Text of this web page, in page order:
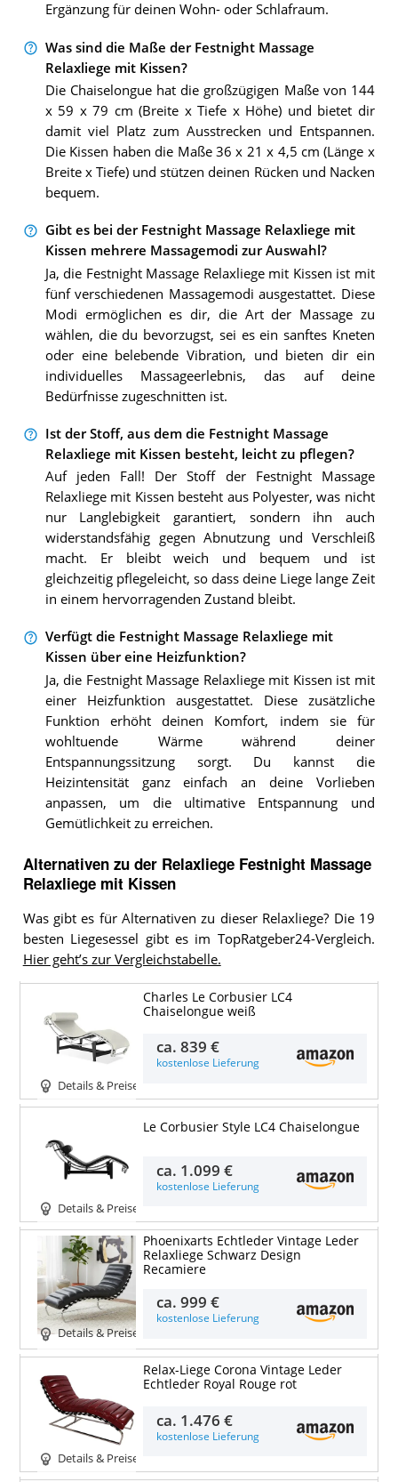
Ergänzung für deinen Wohn- oder Schlafraum.
Was sind die Maße der Festnight Massage
Relaxliege mit Kissen?
Die Chaiselongue hat die großzügigen Maße von 144
x 59 x 79 cm (Breite x Tiefe x Höhe) und bietet dir
damit viel Platz zum Ausstrecken und Entspannen.
Die Kissen haben die Maße 36 x 21 x 4,5 cm (Länge x
Breite x Tiefe) und stützen deinen Rücken und Nacken
bequem.
Gibt es bei der Festnight Massage Relaxliege mit
Kissen mehrere Massagemodi zur Auswahl?
Ja, die Festnight Massage Relaxliege mit Kissen ist mit
fünf verschiedenen Massagemodi ausgestattet. Diese
Modi ermöglichen es dir, die Art der Massage zu
wählen, die du bevorzugst, sei es ein sanftes Kneten
oder eine belebende Vibration, und bieten dir ein
individuelles Massageerlebnis, das auf deine
Bedürfnisse zugeschnitten ist.
Ist der Stoff, aus dem die Festnight Massage
Relaxliege mit Kissen besteht, leicht zu pflegen?
Auf jeden Fall! Der Stoff der Festnight Massage
Relaxliege mit Kissen besteht aus Polyester, was nicht
nur Langlebigkeit garantiert, sondern ihn auch
widerstandsfähig gegen Abnutzung und Verschleiß
macht. Er bleibt weich und bequem und ist
gleichzeitig pflegeleicht, so dass deine Liege lange Zeit
in einem hervorragenden Zustand bleibt.
Verfügt die Festnight Massage Relaxliege mit
Kissen über eine Heizfunktion?
Ja, die Festnight Massage Relaxliege mit Kissen ist mit
einer Heizfunktion ausgestattet. Diese zusätzliche
Funktion erhöht deinen Komfort, indem sie für
wohltuende Wärme während deiner
Entspannungssitzung sorgt. Du kannst die
Heizintensität ganz einfach an deine Vorlieben
anpassen, um die ultimative Entspannung und
Gemütlichkeit zu erreichen.
Alternativen zu der Relaxliege Festnight Massage
Relaxliege mit Kissen
Was gibt es für Alternativen zu dieser Relaxliege? Die 19
besten Liegesessel gibt es im TopRatgeber24-Vergleich.
Hier geht’s zur Vergleichstabelle.
Details & Preise
Charles Le Corbusier LC4
Chaiselongue weiß
ca.839 €
kostenlose Lieferung
Details & Preise
Le Corbusier Style LC4 Chaiselongue
ca. 1.099 €
kostenlose Lieferung
Details & Preise
Phoenixarts Echtleder Vintage Leder
Relaxliege Schwarz Design
Recamiere
ca.999 €
kostenlose Lieferung
Details & Preise
Relax-Liege Corona Vintage Leder
Echtleder Royal Rouge rot
ca. 1.476 €
kostenlose Lieferung